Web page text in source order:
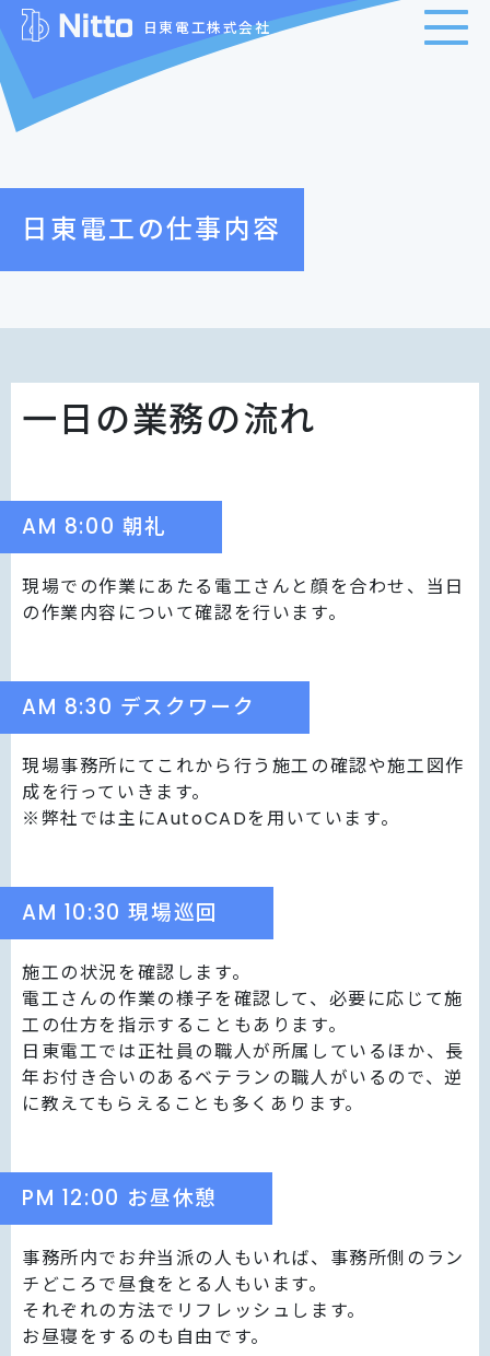
日東電工株式会社
日東電工の仕事内容
一日の業務の流れ
AM 8:00 朝礼
現場での作業にあたる電工さんと顔を合わせ、当日
の作業内容について確認を行います。
AM 8:30 デスクワーク
現場事務所にてこれから行う施工の確認や施工図作
成を行っていきます。
※弊社では主にAutoCADを用いています。
AM 10:30 現場巡回
施工の状況を確認します。
電工さんの作業の様子を確認して、必要に応じて施
工の仕方を指示することもあります。
日東電工では正社員の職人が所属しているほか、長
年お付き合いのあるベテランの職人がいるので、逆
に教えてもらえることも多くあります。
PM 12:00 お昼休憩
事務所内でお弁当派の人もいれば、事務所側のラン
チどころで昼食をとる人もいます。
それぞれの方法でリフレッシュします。
お昼寝をするのも自由です。